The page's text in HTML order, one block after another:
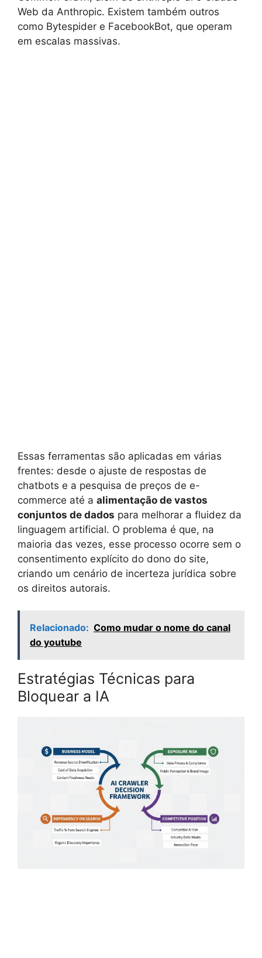
Web da Anthropic. Existem também outros
como Bytespider e FacebookBot, que operam
em escalas massivas.
Essas ferramentas são aplicadas em várias
frentes: desde o ajuste de respostas de
chatbots e a pesquisa de preços de e-
commerce até a alimentação de vastos
conjuntos de dados para melhorar a fluidez da
linguagem artificial. O problema é que, na
maioria das vezes, esse processo ocorre sem o
consentimento explícito do dono do site,
criando um cenário de incerteza jurídica sobre
os direitos autorais.
Relacionado: Como mudar o nome do canal
do youtube
Estratégias Técnicas para
Bloquear a IA